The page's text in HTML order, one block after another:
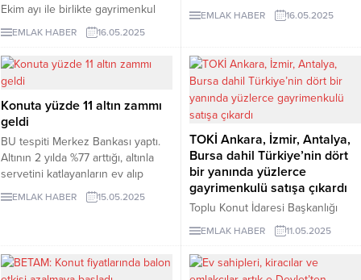
Ekim ayı ile birlikte gayrimenkul
satışlarında hareketlilik öngören
Mars Gayrimenkul Başkanı Hakan
Bucak, “Faizler dengelendiğinde,
bugünkü fiyatları arıyor olacağız.
Konut piyasasında 2026’ya kadar
alıcı güçlü olacak, 2026’da ise
satıcı güçlü duruma geçer” dedi.
EMLAK HABER 16.05.2025
Antalya’da yaşam başladı.
Yapımına 2018 yılın­da başlanan ve
yükselen pro­jede 2020 yılından
itibaren başlayan teslimlerle birlik­
te toplam 7 bin 500 konut tes­lim
edildi.
EMLAK HABER 16.05.2025
Konuta yüzde 11 altın zammı
geldi
BU tespiti Merkez Bankası yaptı.
Altının 2 yılda %77 arttığı, altınla
servetini katlayanların ev alıp
fiyatları patlattığı belirtildi.
EMLAK HABER 15.05.2025
TOKİ Ankara, İzmir, Antalya,
Bursa dahil Türkiye’nin dört
bir yanında yüzlerce
gayrimenkulü satışa çıkardı
Toplu Konut İdaresi Başkanlığı
(TOKİ) aralarında Ankara, İzmir,
Bursa, Antalya, Konya, Çanakkale,
Eskişehir, Diyarbakır ve
Trabzon’un da bulunduğu 53
EMLAK HABER 11.05.2025